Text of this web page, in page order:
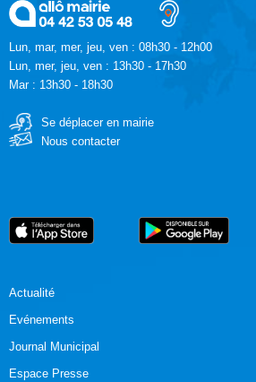
Lun, mar, mer, jeu, ven : 08h30 - 12h00
Lun, mer, jeu, ven : 13h30 - 17h30
Mar : 13h30 - 18h30
Se déplacer en mairie
Nous contacter
Actualité
Evénements
Journal Municipal
Espace Presse